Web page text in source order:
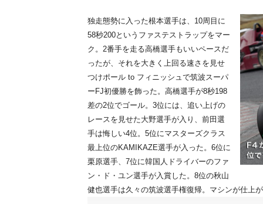
独走態勢に入った根本選手は、10周目に
58秒200というファステストラップをマー
ク。2番手を走る高橋選手もいいペースだ
ったが、それを大きく上回る速さを見せ
つけポール to フィニッシュで筑波スーパ
ーFJ初優勝を飾った。高橋選手が8秒198
差の2位でゴール。3位には、追い上げの
レースを見せた大野選手が入り、前田選
手は悔しい4位。5位にマスターズクラス
最上位のKAMIKAZE選手が入った。6位に
栗原選手、7位に韓国人ドライバーのファ
ン・ド・ユン選手が入賞した。8位の秋山
健也選手は久々の筑波選手権復帰。マシンが仕上